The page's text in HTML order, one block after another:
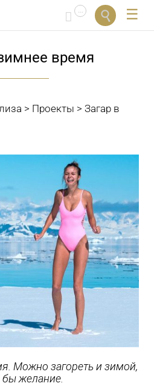
 
время
> Проекты > Загар в
Можно загореть и зимой,
желание.